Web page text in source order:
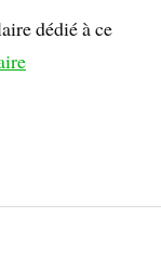
dédié à ce